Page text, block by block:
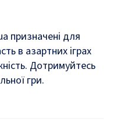
призначені для
в азартних іграх
Дотримуйтесь
гри.